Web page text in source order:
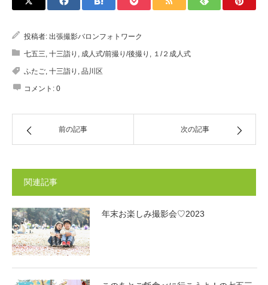
投稿者: 出張撮影バロンフォトワーク
七五三, 十三詣り , 成人式/前撮り/後撮り , １/２成人式
ふたご, 十三詣り , 品川区
コメント: 0
前の記事 次の記事
関連記事
年末お楽しみ撮影会♡2023